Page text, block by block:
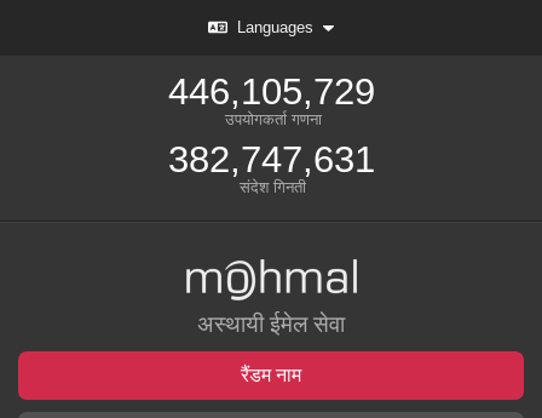
Languages
446,105,729
उपयोगकर्ता गणना
382,747,631
संदेश गिनती
अस्थायी ईमेल सेवा
रैंडम नाम